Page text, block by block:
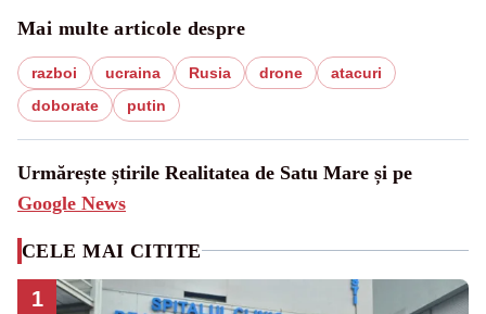
Mai multe articole despre
razboi ucraina Rusia drone
atacuri
doborate
putin
Urmărește știrile Realitatea de Satu Mare și pe
Google News
CELE MAI CITITE
1